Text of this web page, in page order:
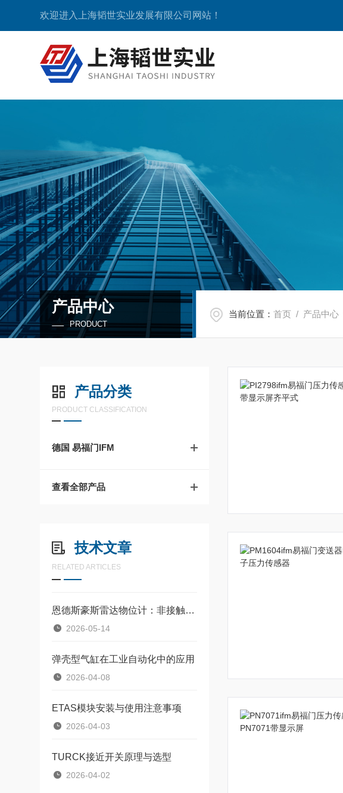
欢迎进入上海韬世实业发展有限公司网站！
产品中心
PRODUCT
当前位置：首页 / 产品中心
产品分类
PRODUCT CLASSIFICATION
德国 易福门IFM
查看全部产品
技术文章
RELATED ARTICLES
恩德斯豪斯雷达物位计：非接触式物位测量的核心设备
2026-05-14
弹壳型气缸在工业自动化中的应用
2026-04-08
ETAS模块安装与使用注意事项
2026-04-03
TURCK接近开关原理与选型
2026-04-02